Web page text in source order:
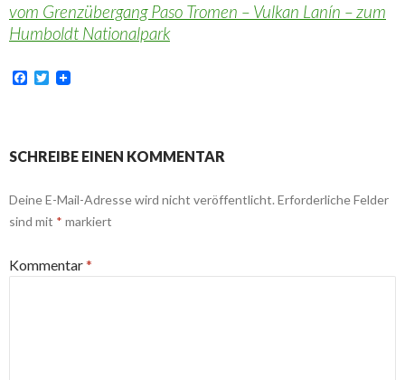
vom Grenzübergang Paso Tromen – Vulkan Lanín – zum
Humboldt Nationalpark
F
o
o
T
e
r
SCHREIBE EINEN KOMMENTAR
Deine E-Mail-Adresse wird nicht veröffentlicht. Erforderliche Felder
sind mit * markiert
Kommentar*